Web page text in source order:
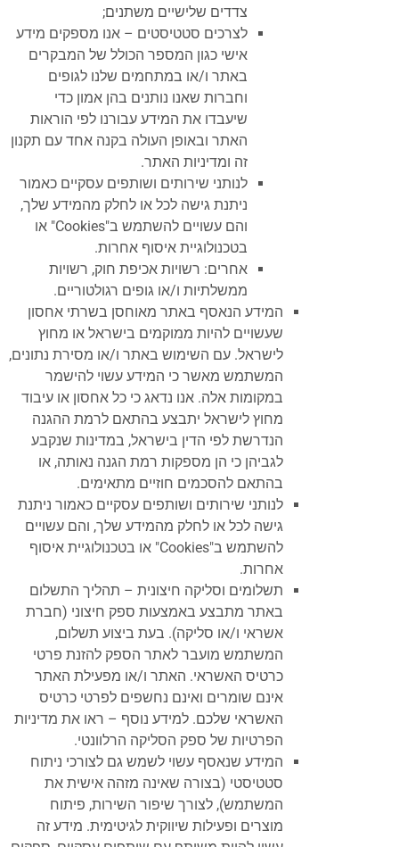
צדדים שלישיים משתנים;
לצרכים סטטיסטים – אנו מספקים מידע
אישי כגון המספר הכולל של המבקרים
באתר ו/או במתחמים שלנו לגופים
וחברות שאנו נותנים בהן אמון כדי
שיעבדו את המידע עבורנו לפי הוראות
האתר ובאופן העולה בקנה אחד עם תקנון
זה ומדיניות האתר.
לנותני שירותים ושותפים עסקיים כאמור
ניתנת גישה לכל או לחלק מהמידע שלך,
והם עשויים להשתמש ב"Cookies" או
בטכנולוגיית איסוף אחרות.
אחרים: רשויות אכיפת חוק, רשויות
ממשלתיות ו/או גופים רגולטוריים.
המידע הנאסף באתר מאוחסן בשרתי אחסון
שעשויים להיות ממוקמים בישראל או מחוץ
לישראל. עם השימוש באתר ו/או מסירת נתונים,
המשתמש מאשר כי המידע עשוי להישמר
במקומות אלה. אנו נדאג כי כל אחסון או עיבוד
מחוץ לישראל יתבצע בהתאם לרמת ההגנה
הנדרשת לפי הדין בישראל, במדינות שנקבע
לגביהן כי הן מספקות רמת הגנה נאותה, או
בהתאם להסכמים חוזיים מתאימים.
לנותני שירותים ושותפים עסקיים כאמור ניתנת
גישה לכל או לחלק מהמידע שלך, והם עשויים
להשתמש ב"Cookies" או בטכנולוגיית איסוף
אחרות.
תשלומים וסליקה חיצונית – תהליך התשלום
באתר מתבצע באמצעות ספק חיצוני (חברת
אשראי ו/או סליקה). בעת ביצוע תשלום,
המשתמש מועבר לאתר הספק להזנת פרטי
כרטיס האשראי. האתר ו/או מפעילת האתר
אינם שומרים ואינם נחשפים לפרטי כרטיס
האשראי שלכם. למידע נוסף – ראו את מדיניות
הפרטיות של ספק הסליקה הרלוונטי.
המידע שנאסף עשוי לשמש גם לצורכי ניתוח
סטטיסטי (בצורה שאינה מזהה אישית את
המשתמש), לצורך שיפור השירות, פיתוח
מוצרים ופעילות שיווקית לגיטימית. מידע זה